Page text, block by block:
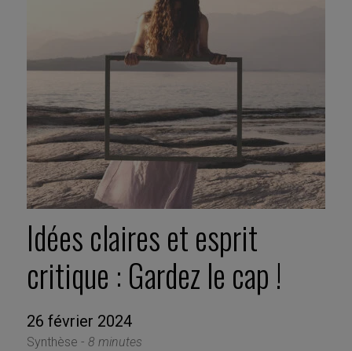
Idées claires et esprit
critique : Gardez le cap !
26 février 2024
Synthèse - 8 minutes